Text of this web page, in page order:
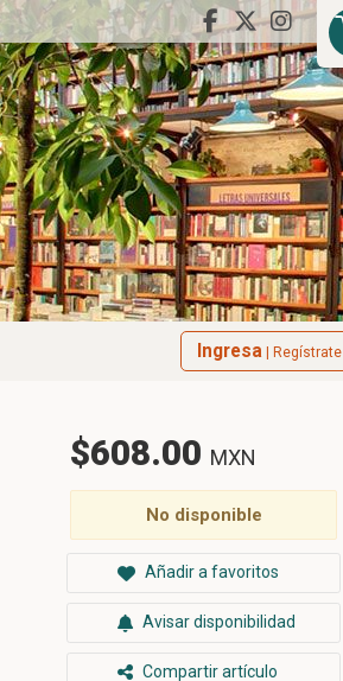
Ingresa | Regístrate
$608.00 MXN
No disponible
Añadir a favoritos
Avisar disponibilidad
Compartir artículo